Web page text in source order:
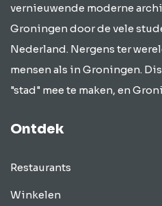
vernieuwende moderne
Groningen door de vele
Nederland. Nergens ter
mensen als in Groningen.
"stad" mee te maken, en
Ontdek
Restaurants
Winkelen